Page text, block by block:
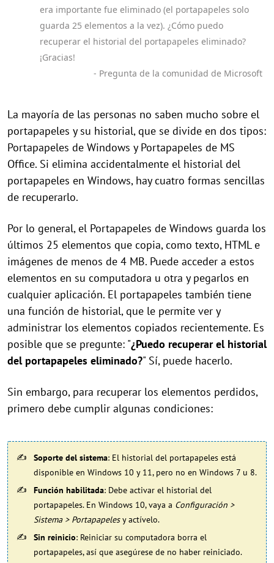
era importante fue eliminado (el portapapeles solo
guarda 25 elementos a la vez). ¿Cómo puedo
recuperar el historial del portapapeles eliminado?
¡Gracias!
- Pregunta de la comunidad de Microsoft
La mayoría de las personas no saben mucho sobre el
portapapeles y su historial, que se divide en dos tipos:
Portapapeles de Windows y Portapapeles de MS
Office. Si elimina accidentalmente el historial del
portapapeles en Windows, hay cuatro formas sencillas
de recuperarlo.
Por lo general, el Portapapeles de Windows guarda los
últimos 25 elementos que copia, como texto, HTML e
imágenes de menos de 4 MB. Puede acceder a estos
elementos en su computadora u otra y pegarlos en
cualquier aplicación. El portapapeles también tiene
una función de historial, que le permite ver y
administrar los elementos copiados recientemente. Es
posible que se pregunte: "¿Puedo recuperar el historial
del portapapeles eliminado?" Sí, puede hacerlo.
Sin embargo, para recuperar los elementos perdidos,
primero debe cumplir algunas condiciones:
Soporte del sistema: El historial del portapapeles está
disponible en Windows 10 y 11, pero no en Windows 7 u 8.
Función habilitada: Debe activar el historial del
portapapeles. En Windows 10, vaya a Configuración >
Sistema > Portapapelesy actívelo.
Sin reinicio: Reiniciar su computadora borra el
portapapeles, así que asegúrese de no haber reiniciado.